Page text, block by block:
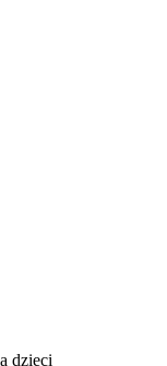
dzieci